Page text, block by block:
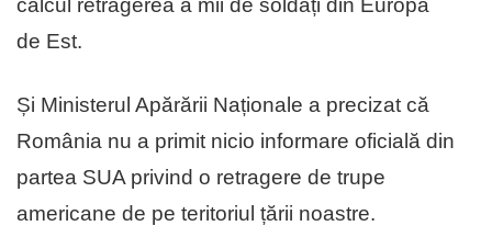
calcul retragerea a mii de soldați din Europa
de Est.
Și Ministerul Apărării Naționale a precizat că
România nu a primit nicio informare oficială din
partea SUA privind o retragere de trupe
americane de pe teritoriul țării noastre.